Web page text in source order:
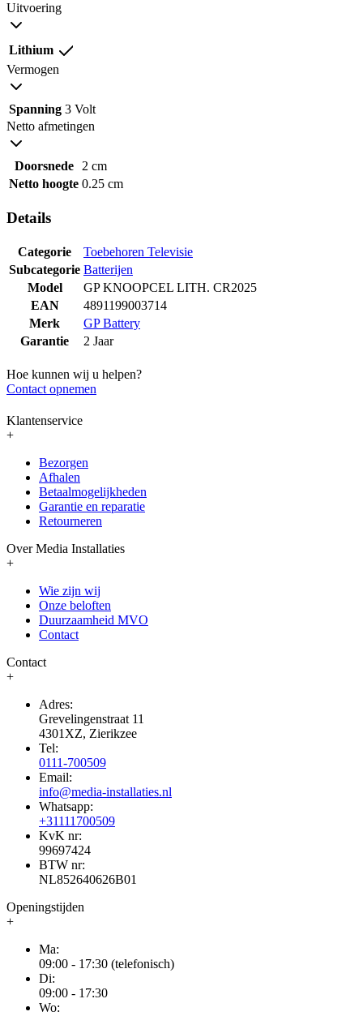
Uitvoering
Lithium
Vermogen
Spanning 3 Volt
Netto afmetingen
Doorsnede
2 cm
Netto hoogte 0.25 cm
Details
Categorie
Toebehoren Televisie
Subcategorie Batterijen
Model
GP KNOOPCEL LITH. CR2025
EAN
4891199003714
Merk
GP Battery
Garantie
2 Jaar
Hoe kunnen wij u helpen?
Contact opnemen
Klantenservice
+
Bezorgen
Afhalen
Betaalmogelijkheden
Garantie en reparatie
Retourneren
Over Media Installaties
+
Wie zijn wij
Onze beloften
Duurzaamheid MVO
Contact
Contact
+
Adres:
Grevelingenstraat 11
4301XZ, Zierikzee
Tel:
0111-700509
Email:
info@media-installaties.nl
Whatsapp:
+31111700509
KvK nr:
99697424
BTW nr:
NL852640626B01
Openingstijden
+
Ma:
09:00 - 17:30 (telefonisch)
Di:
09:00 - 17:30
Wo: